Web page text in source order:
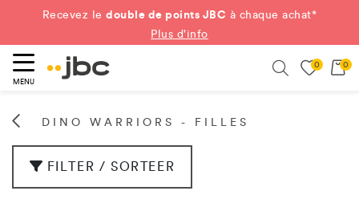
Recevez ledouble de points JBC à chaque achat*
Plus d'info
MENU
0 0
DINO WARRIORS - FILLES
FILTER / SORTEER